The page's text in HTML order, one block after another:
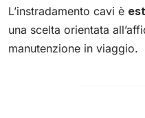
L’instradamento cavi è
una scelta orientata
manutenzione in viaggio.